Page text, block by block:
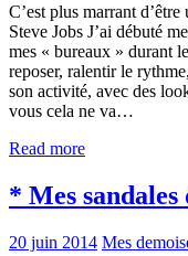
C’est plus marrant
Steve Jobs J’ai débuté
mes « bureaux » durant
reposer, ralentir le
son activité, avec des
vous cela ne va…
Read more
* Mes sandales
20 juin 2014 Mes